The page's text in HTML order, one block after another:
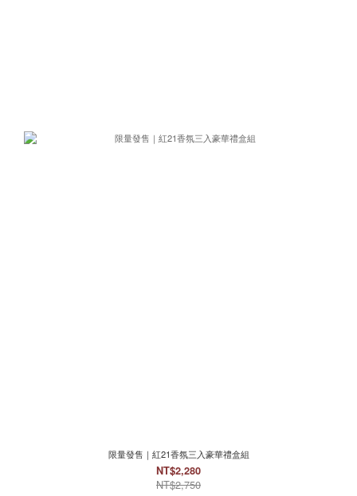
限量發售｜紅21香氛三入豪華禮盒組
NT$2,280
NT$2,750